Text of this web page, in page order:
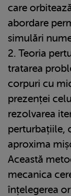
care
abordare
simulări
2. Teoria
tratarea
corpuri cu
prezenței
rezolvarea
perturbațiile,
aproxima
Această
mecanica
înțelegerea